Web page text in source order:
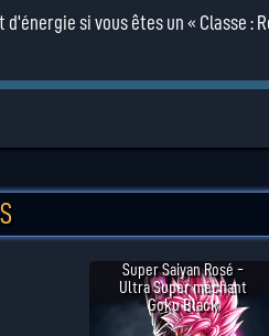
si vous êtes un « Classe :
Super Saiyan Rosé -
Ultra Super méchant
Goku Black